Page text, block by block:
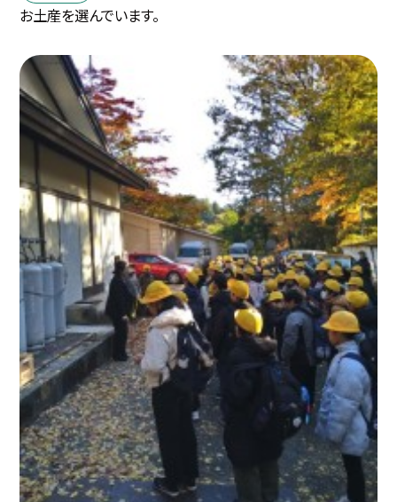
お土産を選んでいます。